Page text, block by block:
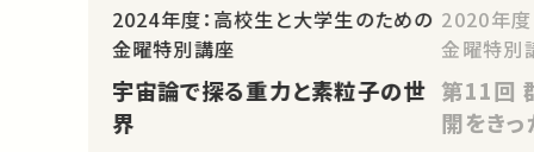
2024年度：高校生と大学生のための
金曜特別講座
宇宙論で探る重力と素粒子の世
界
2020年度
金曜特別
第11回 群の広がり ――フーリエ展
開をきっ